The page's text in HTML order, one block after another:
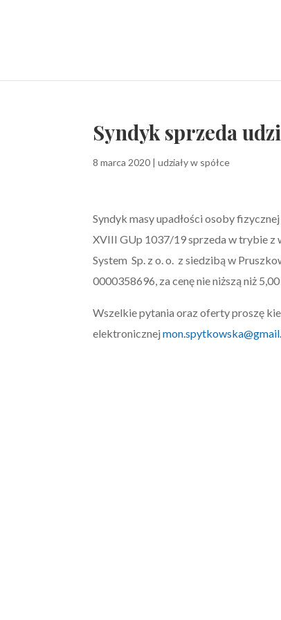
Syndyk sprzeda
8 marca 2020 |udziały w spółce
Syndyk masy upadłości osoby
XVIII GUp 1037/19 sprzeda w trybie z
System Sp. z o. o. z siedzibą w
0000358696, za cenę nie niższą niż
Wszelkie pytania oraz oferty proszę
elektronicznej